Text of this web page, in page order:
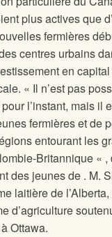
plus actives que
fermières
centres urbains
en capital
« Il n’est pas
l’instant, mais il
fermières et de
entourant les
Britannique «
des jeunes de . M.
laitière de
d’agriculture
Ottawa.